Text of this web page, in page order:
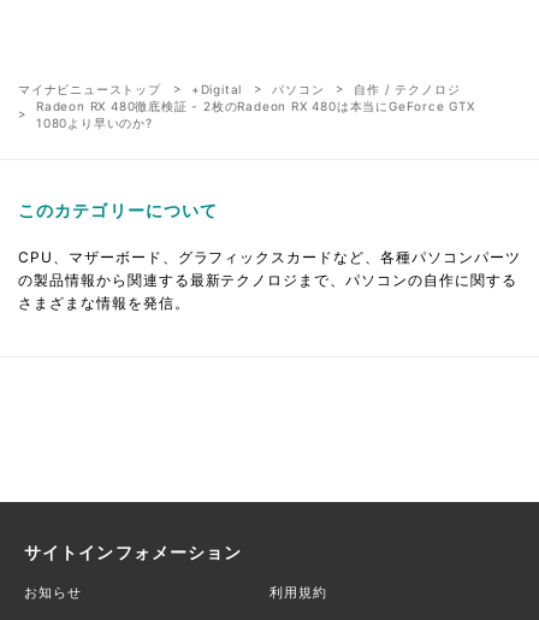
マイナビニューストップ +Digital パソコン
自作 / テクノロジ
Radeon RX 480徹底検証 - 2枚のRadeon RX 480は本当にGeForce GTX
1080より早いのか?
このカテゴリーについて
CPU、マザーボード、グラフィックスカードなど、各種パソコンパーツ
の製品情報から関連する最新テクノロジまで、パソコンの自作に関する
さまざまな情報を発信。
サイトインフォメーション
お知らせ 利用規約